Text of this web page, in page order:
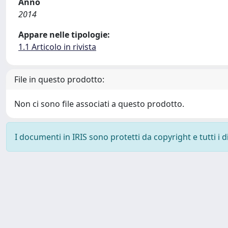
2014
Appare nelle tipologie:
1.1 Articolo in rivista
File in questo prodotto:
Non ci sono file associati a questo prodotto.
I documenti in IRIS sono protetti da copyright e tutti i